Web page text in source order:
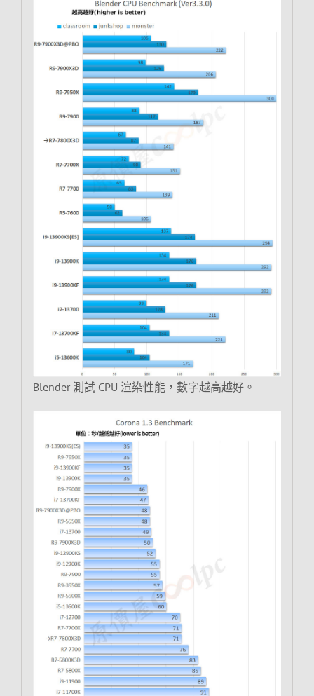
Blender 測試 CPU 渲染性能，數字越高越好。